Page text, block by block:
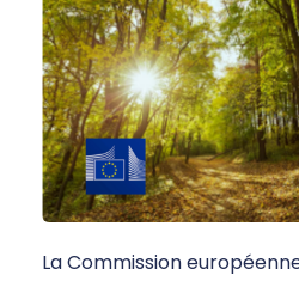
La Commission